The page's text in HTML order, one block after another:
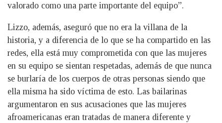
valorado como una parte importante del equipo”.
Lizzo, además, aseguró que no era la villana de la
historia, y a diferencia de lo que se ha compartido en las
redes, ella está muy comprometida con que las mujeres
en su equipo se sientan respetadas, además de que nunca
se burlaría de los cuerpos de otras personas siendo que
ella misma ha sido víctima de esto. Las bailarinas
argumentaron en sus acusaciones que las mujeres
afroamericanas eran tratadas de manera diferente y